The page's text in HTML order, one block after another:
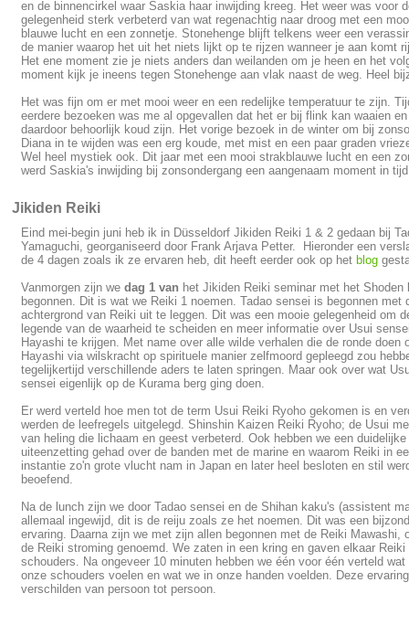
en de binnencirkel waar Saskia haar inwijding kreeg. Het weer was voor
gelegenheid sterk verbeterd van wat regenachtig naar droog met een
blauwe lucht en een zonnetje. Stonehenge blijft telkens weer een
de manier waarop het uit het niets lijkt op te rijzen wanneer je aan komt
Het ene moment zie je niets anders dan weilanden om je heen en het
moment kijk je ineens tegen Stonehenge aan vlak naast de weg. Heel
Het was fijn om er met mooi weer en een redelijke temperatuur te zijn.
eerdere bezoeken was me al opgevallen dat het er bij flink kan waaien en
daardoor behoorlijk koud zijn. Het vorige bezoek in de winter om bij
Diana in te wijden was een erg koude, met mist en een paar graden
Wel heel mystiek ook. Dit jaar met een mooi strakblauwe lucht en een
werd Saskia's inwijding bij zonsondergang een aangenaam moment in
Jikiden Reiki
Eind mei-begin juni heb ik in Düsseldorf Jikiden Reiki 1 & 2 gedaan bij
Yamaguchi, georganiseerd door Frank Arjava Petter. Hieronder een
de 4 dagen zoals ik ze ervaren heb, dit heeft eerder ook op het blog
Vanmorgen zijn we dag 1 van het Jikiden Reiki seminar met het Shoden
begonnen. Dit is wat we Reiki 1 noemen. Tadao sensei is begonnen met
achtergrond van Reiki uit te leggen. Dit was een mooie gelegenheid om
legende van de waarheid te scheiden en meer informatie over Usui
Hayashi te krijgen. Met name over alle wilde verhalen die de ronde doen
Hayashi via wilskracht op spirituele manier zelfmoord gepleegd zou
tegelijkertijd verschillende aders te laten springen. Maar ook over wat
sensei eigenlijk op de Kurama berg ging doen.
Er werd verteld hoe men tot de term Usui Reiki Ryoho gekomen is en
werden de leefregels uitgelegd. Shinshin Kaizen Reiki Ryoho; de Usui
van heling die lichaam en geest verbeterd. Ook hebben we een duidelijke
uiteenzetting gehad over de banden met de marine en waarom Reiki in
instantie zo'n grote vlucht nam in Japan en later heel besloten en stil
beoefend.
Na de lunch zijn we door Tadao sensei en de Shihan kaku's (assistent
allemaal ingewijd, dit is de reiju zoals ze het noemen. Dit was een
ervaring. Daarna zijn we met zijn allen begonnen met de Reiki Mawashi,
de Reiki stroming genoemd. We zaten in een kring en gaven elkaar Reiki
schouders. Na ongeveer 10 minuten hebben we één voor één verteld wat
onze schouders voelen en wat we in onze handen voelden. Deze
verschilden van persoon tot persoon.